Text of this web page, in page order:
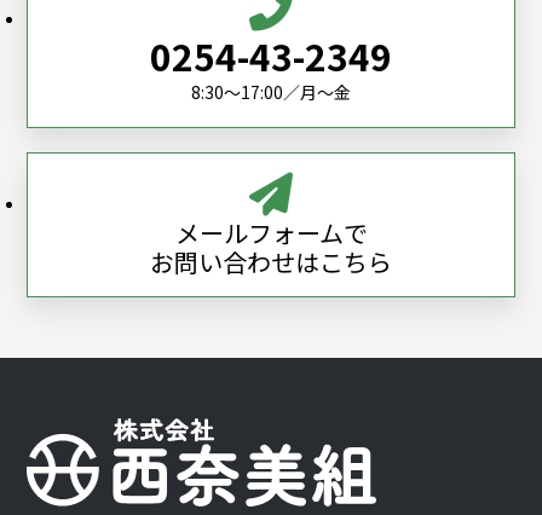
0254-43-2349
8:30～17:00／月～金
メールフォームで
お問い合わせはこちら